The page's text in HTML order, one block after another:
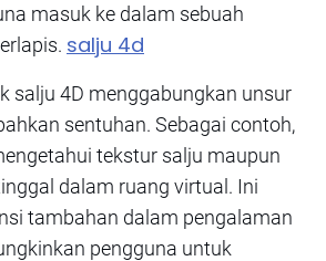
masuk ke dalam sebuah
salju 4d
salju 4D menggabungkan unsur
sentuhan. Sebagai contoh,
tekstur salju maupun
dalam ruang virtual. Ini
tambahan dalam pengalaman
pengguna untuk